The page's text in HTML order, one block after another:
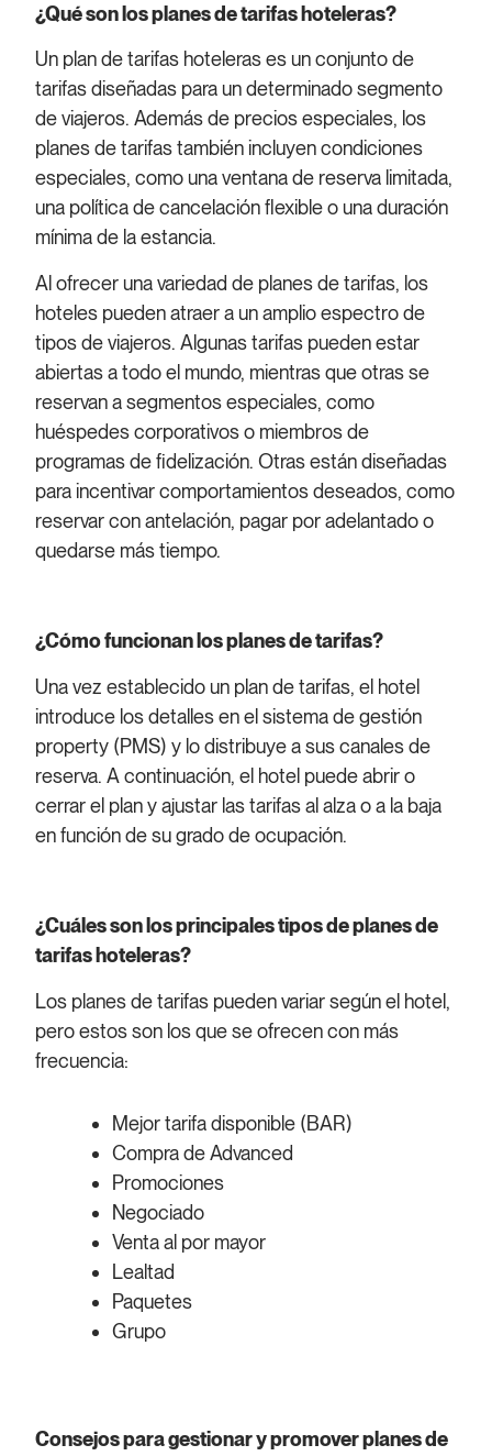
¿Qué son los planes de tarifas hoteleras?
Un plan de tarifas hoteleras es un conjunto de
tarifas diseñadas para un determinado segmento
de viajeros. Además de precios especiales, los
planes de tarifas también incluyen condiciones
especiales, como una ventana de reserva limitada,
una política de cancelación flexible o una duración
mínima de la estancia.
Al ofrecer una variedad de planes de tarifas, los
hoteles pueden atraer a un amplio espectro de
tipos de viajeros. Algunas tarifas pueden estar
abiertas a todo el mundo, mientras que otras se
reservan a segmentos especiales, como
huéspedes corporativos o miembros de
programas de fidelización. Otras están diseñadas
para incentivar comportamientos deseados, como
reservar con antelación, pagar por adelantado o
quedarse más tiempo.
¿Cómo funcionan los planes de tarifas?
Una vez establecido un plan de tarifas, el hotel
introduce los detalles en el sistema de gestión
property (PMS) y lo distribuye a sus canales de
reserva. A continuación, el hotel puede abrir o
cerrar el plan y ajustar las tarifas al alza o a la baja
en función de su grado de ocupación.
¿Cuáles son los principales tipos de planes de
tarifas hoteleras?
Los planes de tarifas pueden variar según el hotel,
pero estos son los que se ofrecen con más
frecuencia:
Mejor tarifa disponible (BAR)
Compra de Advanced
Promociones
Negociado
Venta al por mayor
Lealtad
Paquetes
Grupo
Consejos para gestionar y promover planes de